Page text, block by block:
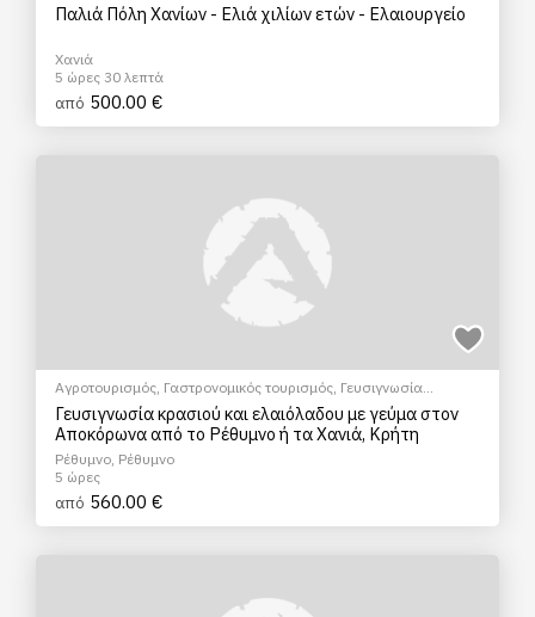
Πόλης , Πολιτιστικά - Πολιτισμικά
Παλιά Πόλη Χανίων - Ελιά χιλίων ετών - Ελαιουργείο
Χανιά
5 ώρες 30 λεπτά
από 500.00 €
Αγροτουρισμός, Γαστρονομικός τουρισμός, Γευσιγνωσία
ελαιολάδου
Γευσιγνωσία κρασιού Πολιτιστικά - Πολιτισμικά
Γευσιγνωσία κρασιού και ελαιόλαδου με γεύμα στον
Αποκόρωνα από το Ρέθυμνο ή τα Χανιά, Κρήτη
Ρέθυμνο, Ρέθυμνο
5 ώρες
από 560.00 €